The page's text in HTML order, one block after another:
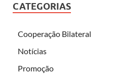
CATEGORIAS
Cooperação Bilateral
Notícias
Promoção